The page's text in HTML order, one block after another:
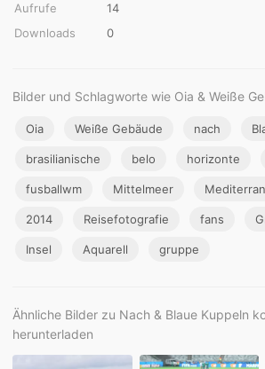
Aufrufe
14
Downloads
0
Bilder und Schlagworte wie Oia & Weiße
Oia Weiße Gebäude nach
brasilianische belo horizonte
fusballwm Mittelmeer
2014 Reisefotografie fans
Insel Aquarell gruppe
Ähnliche Bilder zu Nach & Blaue Kuppeln
herunterladen